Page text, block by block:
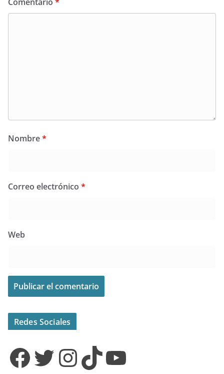
Nombre*
Correo electrónico *
Web
Redes Sociales
Facebook Twitter InstagramTikTok YouTube